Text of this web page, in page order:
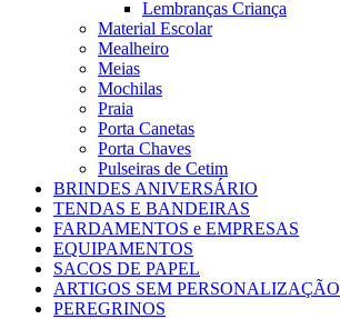
Lembranças Criança
Material Escolar
Mealheiro
Meias
Mochilas
Praia
Porta Canetas
Porta Chaves
Pulseiras de Cetim
BRINDES ANIVERSÁRIO
TENDAS E BANDEIRAS
FARDAMENTOS e EMPRESAS
EQUIPAMENTOS
SACOS DE PAPEL
ARTIGOS SEM PERSONALIZAÇÃO
PEREGRINOS